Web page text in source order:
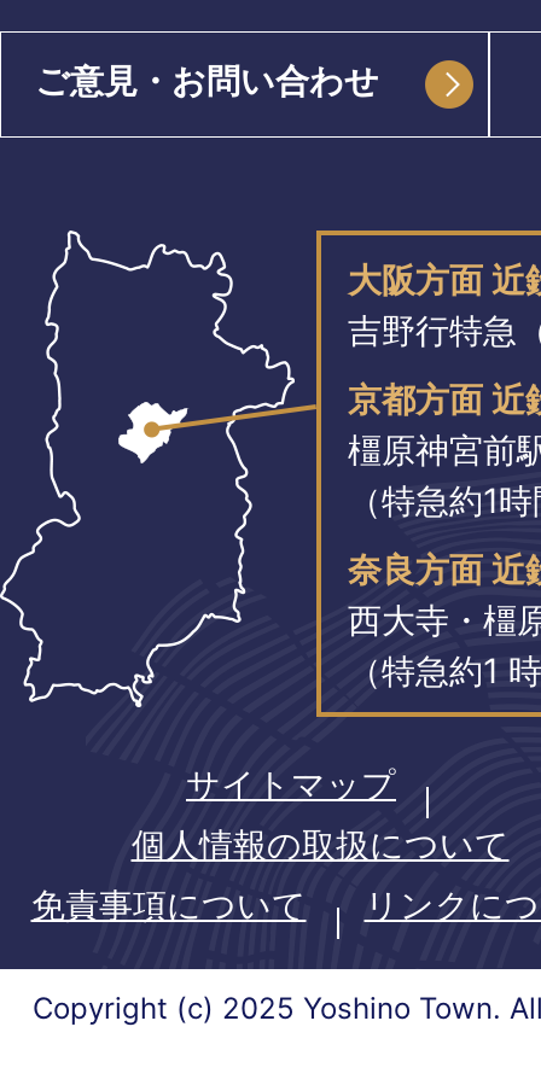
ご意見・お問い合わせ
大阪方面
吉野行特急
京都方面 近
橿原神宮前
（特急約1
奈良方面 近
西大寺・橿
（特急約1
サイトマップ
個人情報の取扱について
免責事項について
リンクに
Copyright (c) 2025 Yoshino Town.